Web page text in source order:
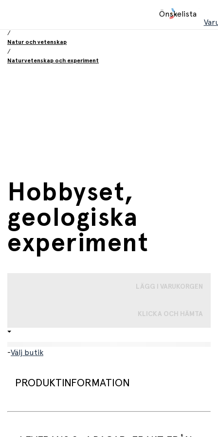
Önskelista
/
Natur och vetenskap
/
Naturvetenskap och experiment
Hobbyset,
geologiska
experiment
LÄGG I VARUKORGEN
KLICKA OCH HÄMTA
-Välj butik
PRODUKTINFORMATION
Lär dig om naturens och geologins krafter i detta